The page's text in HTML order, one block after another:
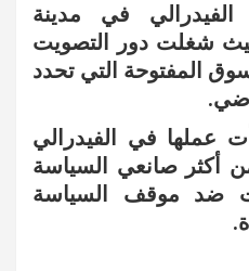
في مدينة
شغلت دور التصويت
المفتوحة التي تحدد
.
عملها في الفيدرالي
كانت من أكثر صانعي السياسة
ضد موقف السياسة